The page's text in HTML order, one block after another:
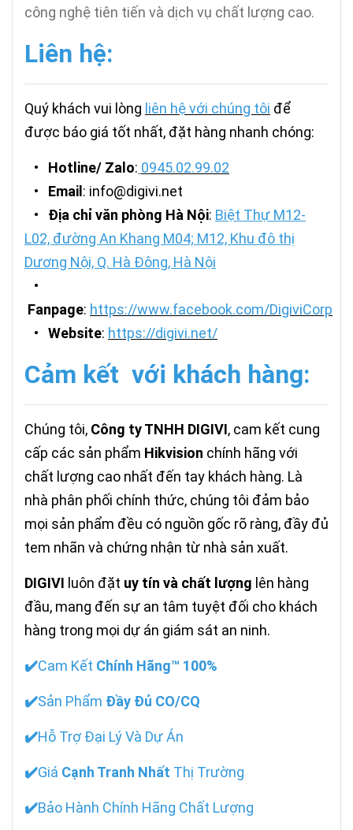
công nghệ tiên tiến và dịch vụ chất lượng cao.
Liên hệ:
Quý khách vui lòng liên hệ với chúng tôi để
được báo giá tốt nhất, đặt hàng nhanh chóng:
• Hotline/ Zalo: 0945.02.99.02
• Email : info@digivi.net
• Địa chỉ văn phòng Hà Nội: Biệt Thự M12-
L02, đường An Khang M04; M12, Khu đô thị
Dương Nội, Q. Hà Đông, Hà Nội
•
Fanpage: https://www.facebook.com/DigiviCorp
• Website: https://digivi.net/
Cảm kết với khách hàng:
Chúng tôi, Công ty TNHH DIGIVI, cam kết cung
cấp các sản phẩm Hikvision chính hãng với
chất lượng cao nhất đến tay khách hàng. Là
nhà phân phối chính thức, chúng tôi đảm bảo
mọi sản phẩm đều có nguồn gốc rõ ràng, đầy đủ
tem nhãn và chứng nhận từ nhà sản xuất.
DIGIVI luôn đặt uy tín và chất lượng lên hàng
đầu, mang đến sự an tâm tuyệt đối cho khách
hàng trong mọi dự án giám sát an ninh.
✔️Cam Kết Chính Hãng™ 100%
✔️Sản Phẩm Đầy Đủ CO/CQ
✔️Hỗ Trợ Đại Lý Và Dự Án
✔️Giá Cạnh Tranh Nhất Thị Trường
✔️Bảo Hành Chính Hãng Chất Lượng